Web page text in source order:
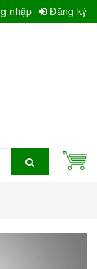
nhập Đăng ký